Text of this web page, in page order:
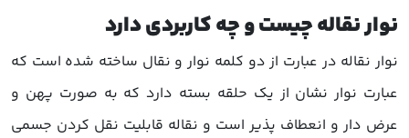
نوار نقاله چیست و چه کاربردی دارد
نوار نقاله در عبارت از دو کلمه نوار و نقال ساخته شده است که
عبارت نوار نشان از یک حلقه بسته دارد که به صورت پهن و
عرض دار و انعطاف پذیر است و نقاله قابلیت نقل کردن جسمی